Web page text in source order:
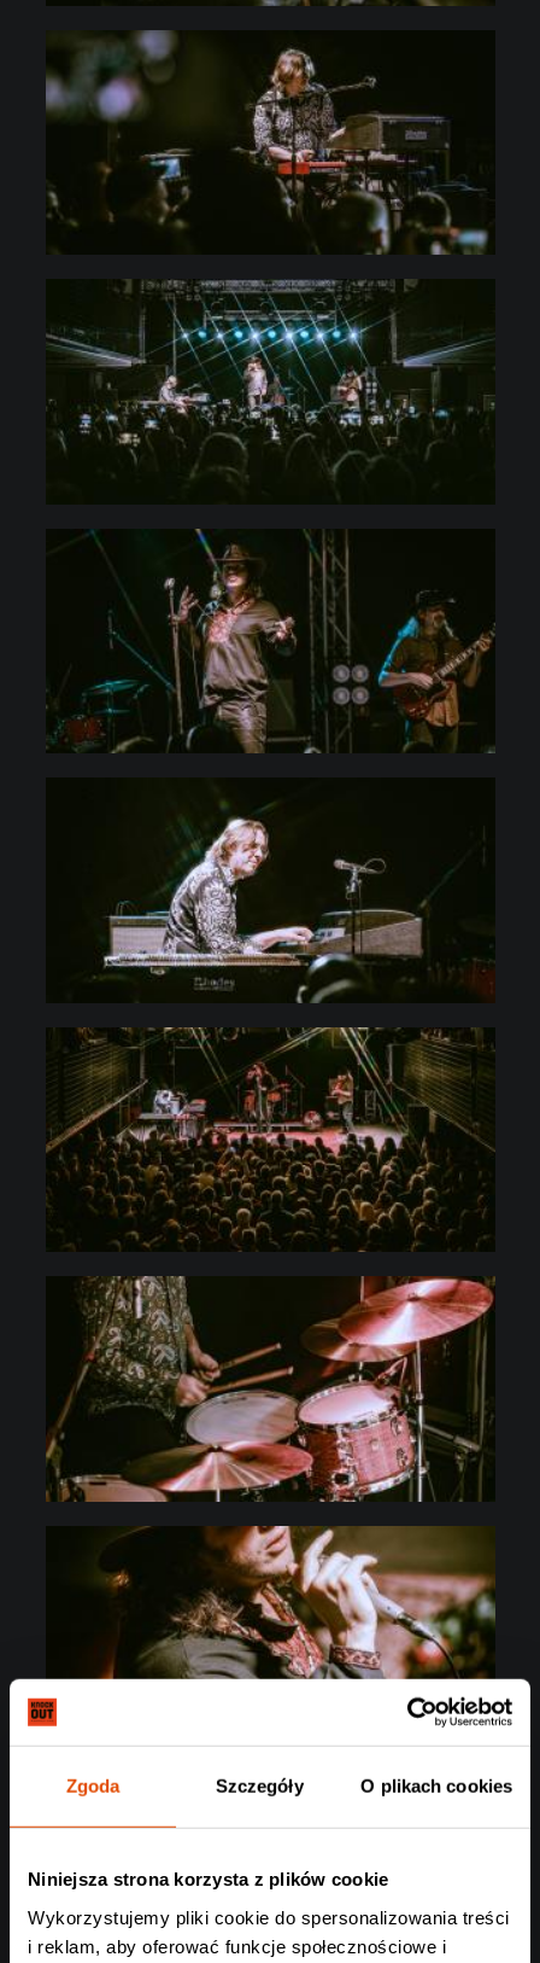
Zgoda Szczegóły O plikach cookies
Niniejsza strona korzysta z plików cookie
Wykorzystujemy pliki cookie do spersonalizowania treści
i reklam, aby oferować funkcje społecznościowe i